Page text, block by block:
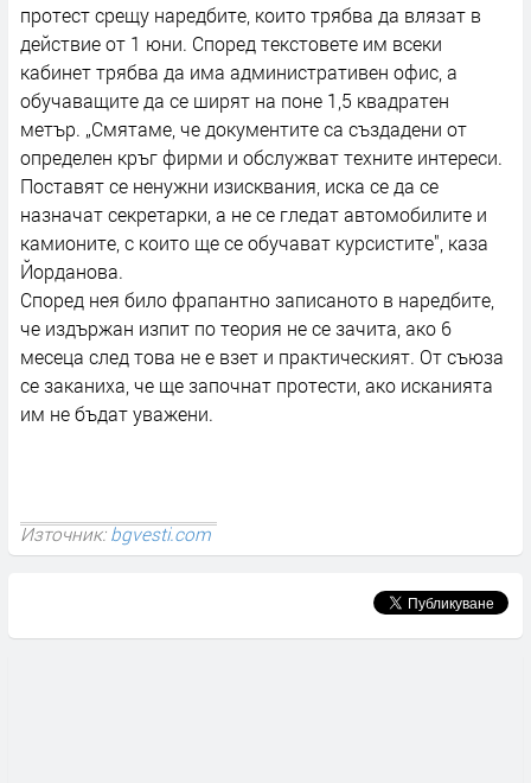
протест срещу наредбите, които трябва да влязат в
действие от 1 юни. Според текстовете им всеки
кабинет трябва да има административен офис, а
обучаващите да се ширят на поне 1,5 квадратен
метър. „Смятаме, че документите са създадени от
определен кръг фирми и обслужват техните интереси.
Поставят се ненужни изисквания, иска се да се
назначат секретарки, а не се гледат автомобилите и
камионите, с които ще се обучават курсистите", каза
Йорданова.
Според нея било фрапантно записаното в наредбите,
че издържан изпит по теория не се зачита, ако 6
месеца след това не е взет и практическият. От съюза
се заканиха, че ще започнат протести, ако исканията
им не бъдат уважени.
Източник:bgvesti.com